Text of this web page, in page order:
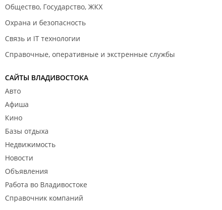
Общество, Государство, ЖКХ
Охрана и безопасность
Связь и IT технологии
Справочные, оперативные и экстренные службы
САЙТЫ ВЛАДИВОСТОКА
Авто
Афиша
Кино
Базы отдыха
Недвижимость
Новости
Объявления
Работа во Владивостоке
Справочник компаний